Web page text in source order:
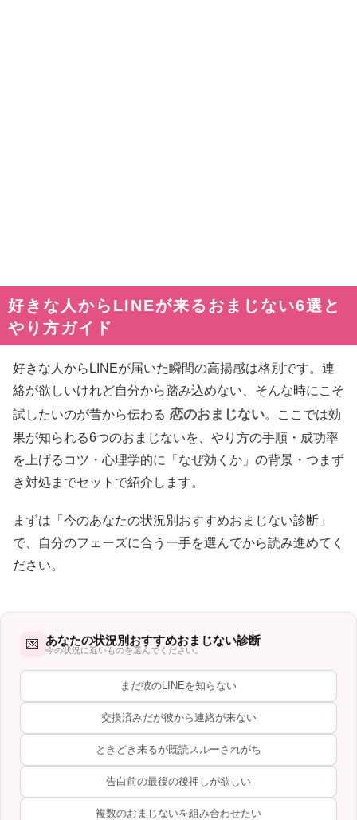
好きな人からLINEが来るおまじない6選と
やり方ガイド
好きな人からLINEが届いた瞬間の高揚感は格別です。連
絡が欲しいけれど自分から踏み込めない、そんな時にこそ
試したいのが昔から伝わる 恋のおまじない。ここでは効
果が知られる6つのおまじないを、やり方の手順・成功率
を上げるコツ・心理学的に「なぜ効くか」の背景・つまず
き対処までセットで紹介します。
まずは「今のあなたの状況別おすすめおまじない診断」
で、自分のフェーズに合う一手を選んでから読み進めてく
ださい。
💌 あなたの状況別おすすめおまじない診断
今の状況に近いものを選んでください。
まだ彼のLINEを知らない
交換済みだが彼から連絡が来ない
ときどき来るが既読スルーされがち
告白前の最後の後押しが欲しい
複数のおまじないを組み合わせたい